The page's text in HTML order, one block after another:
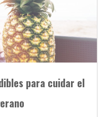
para cuidar el